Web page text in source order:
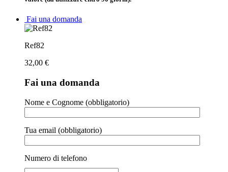
Fai una domanda
Ref82
32,00 €
Fai una domanda
Nome e Cognome (obbligatorio)
Tua email (obbligatorio)
Numero di telefono